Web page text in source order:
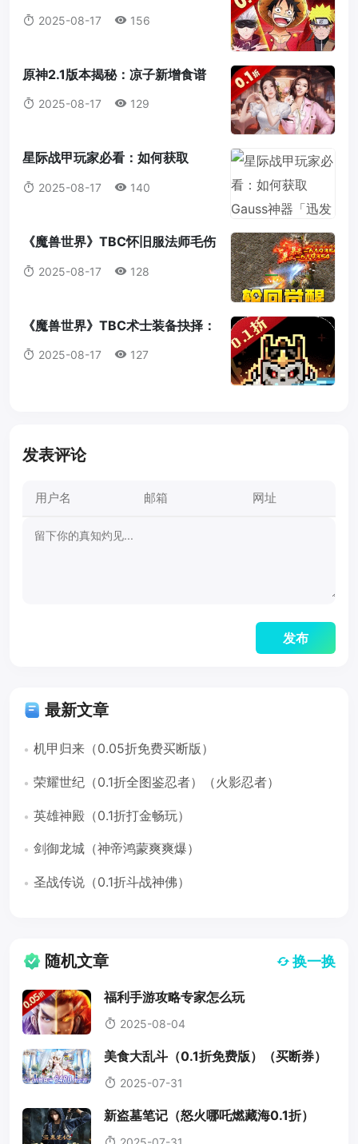
来袭：天赋点系统全解析，打造属
于你的最强冒险者！
2025-08-17 156
原神2.1版本揭秘：凉子新增食谱
与隐藏料理全解析
2025-08-17 129
星际战甲玩家必看：如何获取
Gauss神器「迅发电浆炮」蓝图？
2025-08-17 140
《魔兽世界》TBC怀旧服法师毛伤
害全攻略：操作，意识与装备的完
美结合
2025-08-17 128
《魔兽世界》TBC术士装备抉择：
法打套还是T4套？这是你必须知道
的真相！
2025-08-17 127
发表评论
最新文章
机甲归来（0.05折免费买断版）
荣耀世纪（0.1折全图鉴忍者）（火影忍者）
英雄神殿（0.1折打金畅玩）
剑御龙城（神帝鸿蒙爽爽爆）
圣战传说（0.1折斗战神佛）
随机文章 换一换
福利手游攻略专家怎么玩
2025-08-04
美食大乱斗（0.1折免费版）（买断券）
2025-07-31
新盗墓笔记（怒火哪吒燃藏海0.1折）